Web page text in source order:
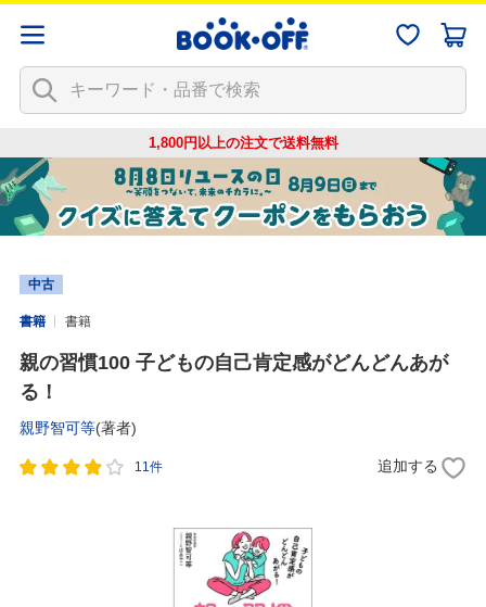
1,800円以上の注文で送料無料
中古
書籍 書籍
親の習慣100 子どもの自己肯定感がどんどんあが
る！
親野智可等(著者)
11件 追加する